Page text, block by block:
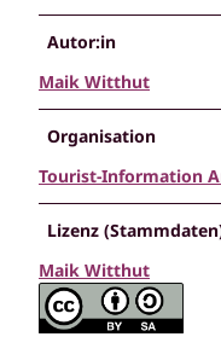
Autor:in
Maik Witthut
Organisation
Tourist-Information
Lizenz
Maik Witthut